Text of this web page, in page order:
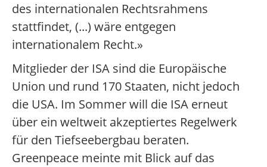
des internationalen Rechtsrahmens
stattfindet, (...) wäre entgegen
internationalem Recht.»
Mitglieder der ISA sind die Europäische
Union und rund 170 Staaten, nicht jedoch
die USA. Im Sommer will die ISA erneut
über ein weltweit akzeptiertes Regelwerk
für den Tiefseebergbau beraten.
Greenpeace meinte mit Blick auf das